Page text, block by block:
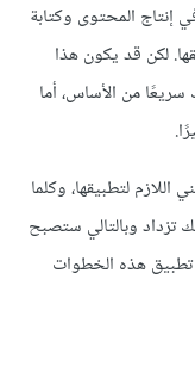
المحتوى وكتابة
لكن قد يكون هذا
من الأساس، أما
لتطبيقها، وكلما
وبالتالي ستصبح
تطبيق هذه الخطوات